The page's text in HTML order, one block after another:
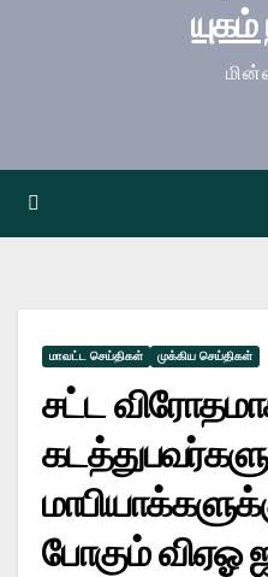
யுகம்
மாவட்ட செய்திகள் முக்கிய செய்திகள்
சட்ட
போகும் விஏஓ